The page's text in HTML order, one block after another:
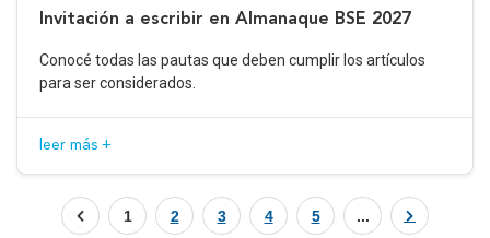
Invitación a escribir en Almanaque BSE 2027
Conocé todas las pautas que deben cumplir los artículos
para ser considerados.
leer más +
1 2 3 4 5 ...